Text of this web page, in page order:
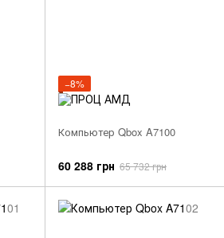
−8%
Компьютер Qbox A7100
60 288 грн 65 732 грн